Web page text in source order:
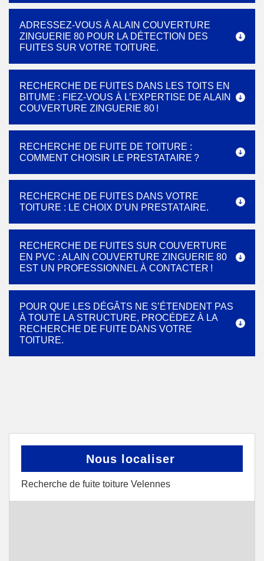
ADRESSEZ-VOUS À ALAIN COUVERTURE
ZINGUERIE 80 POUR LA DÉTECTION DES
FUITES SUR VOTRE TOITURE.
RECHERCHE DE FUITES DANS LES TOITS EN
BITUME : FIEZ-VOUS À L’EXPERTISE DE ALAIN
COUVERTURE ZINGUERIE 80 !
RECHERCHE DE FUITE DE TOITURE :
COMMENT CHOISIR LE PRESTATAIRE ?
RECHERCHE DE FUITES DANS VOTRE
TOITURE : LE CHOIX D’UN PRESTATAIRE.
RECHERCHE DE FUITES SUR COUVERTURE
EN PVC : ALAIN COUVERTURE ZINGUERIE 80
EST UN PROFESSIONNEL À CONTACTER !
POUR QUE LES DÉGÂTS NE S’ÉTENDENT PAS
À TOUTE LA STRUCTURE, PROCÉDEZ À LA
RECHERCHE DE FUITE DANS VOTRE
TOITURE.
Nous localiser
Recherche de fuite toiture Velennes